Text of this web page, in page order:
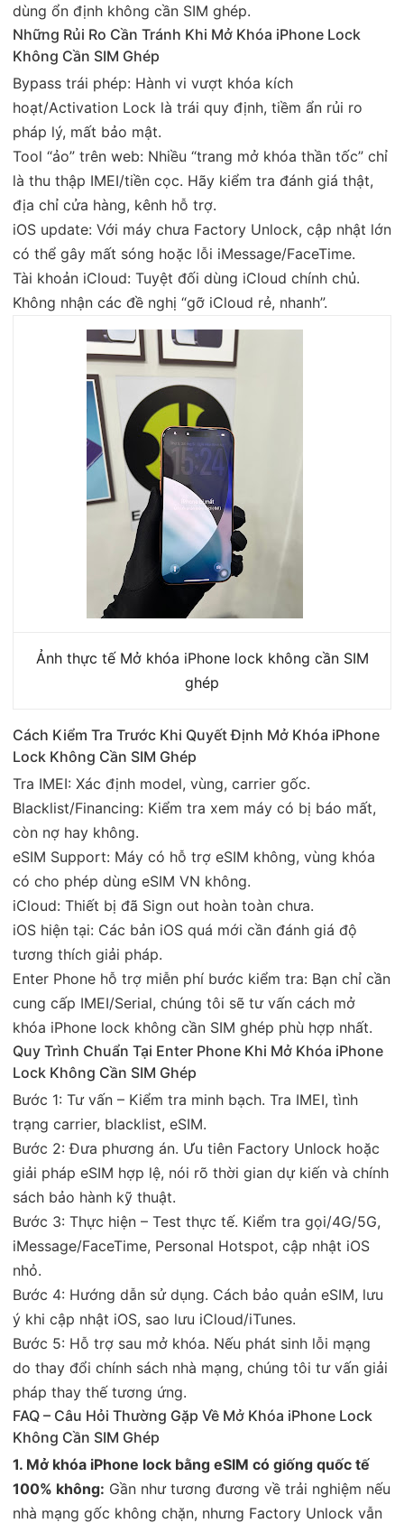
dùng ổn định không cần SIM ghép.
Những Rủi Ro Cần Tránh Khi Mở Khóa iPhone Lock
Không Cần SIM Ghép
Bypass trái phép: Hành vi vượt khóa kích
hoạt/Activation Lock là trái quy định, tiềm ẩn rủi ro
pháp lý, mất bảo mật.
Tool “ảo” trên web: Nhiều “trang mở khóa thần tốc” chỉ
là thu thập IMEI/tiền cọc. Hãy kiểm tra đánh giá thật,
địa chỉ cửa hàng, kênh hỗ trợ.
iOS update: Với máy chưa Factory Unlock, cập nhật lớn
có thể gây mất sóng hoặc lỗi iMessage/FaceTime.
Tài khoản iCloud: Tuyệt đối dùng iCloud chính chủ.
Không nhận các đề nghị “gỡ iCloud rẻ, nhanh”.
Ảnh thực tế Mở khóa iPhone lock không cần SIM
ghép
Cách Kiểm Tra Trước Khi Quyết Định Mở Khóa iPhone
Lock Không Cần SIM Ghép
Tra IMEI: Xác định model, vùng, carrier gốc.
Blacklist/Financing: Kiểm tra xem máy có bị báo mất,
còn nợ hay không.
eSIM Support: Máy có hỗ trợ eSIM không, vùng khóa
có cho phép dùng eSIM VN không.
iCloud: Thiết bị đã Sign out hoàn toàn chưa.
iOS hiện tại: Các bản iOS quá mới cần đánh giá độ
tương thích giải pháp.
Enter Phone hỗ trợ miễn phí bước kiểm tra: Bạn chỉ cần
cung cấp IMEI/Serial, chúng tôi sẽ tư vấn cách mở
khóa iPhone lock không cần SIM ghép phù hợp nhất.
Quy Trình Chuẩn Tại Enter Phone Khi Mở Khóa iPhone
Lock Không Cần SIM Ghép
Bước 1: Tư vấn – Kiểm tra minh bạch. Tra IMEI, tình
trạng carrier, blacklist, eSIM.
Bước 2: Đưa phương án. Ưu tiên Factory Unlock hoặc
giải pháp eSIM hợp lệ, nói rõ thời gian dự kiến và chính
sách bảo hành kỹ thuật.
Bước 3: Thực hiện – Test thực tế. Kiểm tra gọi/4G/5G,
iMessage/FaceTime, Personal Hotspot, cập nhật iOS
nhỏ.
Bước 4: Hướng dẫn sử dụng. Cách bảo quản eSIM, lưu
ý khi cập nhật iOS, sao lưu iCloud/iTunes.
Bước 5: Hỗ trợ sau mở khóa. Nếu phát sinh lỗi mạng
do thay đổi chính sách nhà mạng, chúng tôi tư vấn giải
pháp thay thế tương ứng.
FAQ – Câu Hỏi Thường Gặp Về Mở Khóa iPhone Lock
Không Cần SIM Ghép
1. Mở khóa iPhone lock bằng eSIM có giống quốc tế
100% không: Gần như tương đương về trải nghiệm nếu
nhà mạng gốc không chặn, nhưng Factory Unlock vẫn